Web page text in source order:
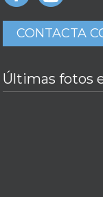
CONTACTA
Últimas fotos